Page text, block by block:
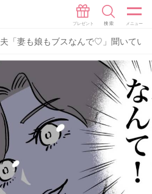
夫「妻も娘もブスなんで♡」聞いてい